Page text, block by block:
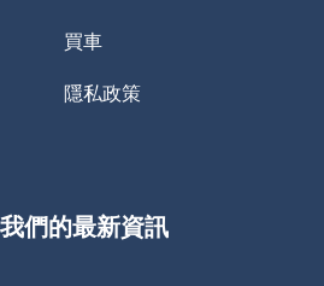
買車
隱私政策
們的最新資訊